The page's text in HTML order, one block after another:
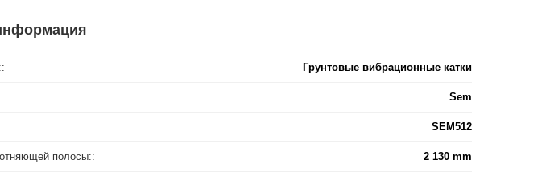
Грунтовые вибрационные катки
Sem
SEM512
полосы:: 2 130 mm